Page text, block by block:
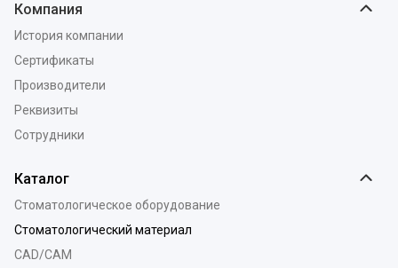
Компания
История компании
Сертификаты
Производители
Реквизиты
Сотрудники
Каталог
Стоматологическое оборудование
Стоматологический материал
CAD/CAM